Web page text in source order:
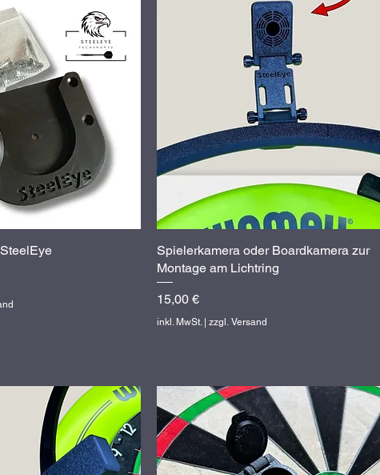
Schnellansicht
Spielerkamera oder Boardkamera zur
Montage am Lichtring
Preis
15,00 €
inkl. MwSt.| zzgl. Versand